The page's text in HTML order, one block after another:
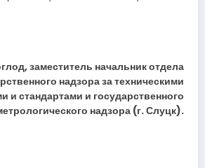
заместитель начальник отдела
надзора за техническими
и стандартами и государственного
надзора (г. Слуцк).